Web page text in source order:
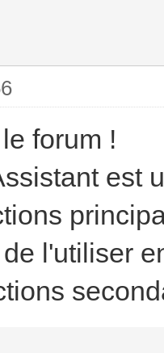
forum !
est
l'utiliser